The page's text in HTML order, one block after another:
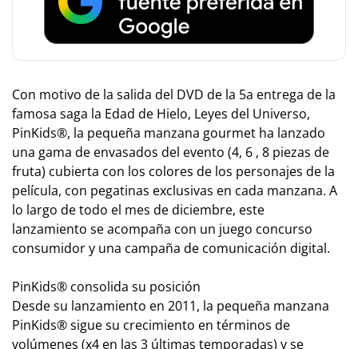
Con motivo de la salida del DVD de la 5a entrega de la
famosa saga la Edad de Hielo, Leyes del Universo,
PinKids®, la pequeña manzana gourmet ha lanzado
una gama de envasados del evento (4, 6 , 8 piezas de
fruta) cubierta con los colores de los personajes de la
película, con pegatinas exclusivas en cada manzana. A
lo largo de todo el mes de diciembre, este
lanzamiento se acompaña con un juego concurso
consumidor y una campaña de comunicación digital.
PinKids® consolida su posición
Desde su lanzamiento en 2011, la pequeña manzana
PinKids® sigue su crecimiento en términos de
volúmenes (x4 en las 3 últimas temporadas) y se